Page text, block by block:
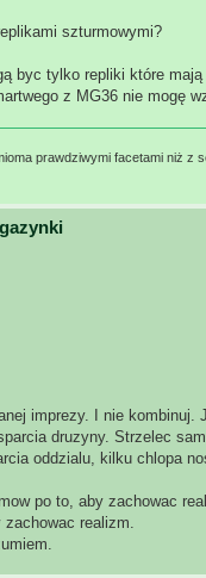
szturmowymi?
byc tylko repliki które
z MG36 nie mogę
prawdziwymi facetami niż z
imprezy. I nie
druzyny. Strzelec
oddzialu, kilku chlopa
po to, aby zachowac
realizm.